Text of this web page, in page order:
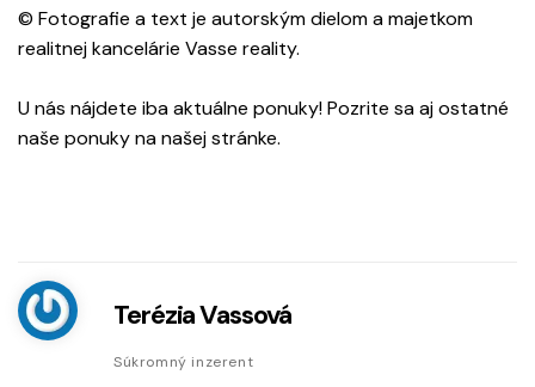
© Fotografie a text je autorským dielom a majetkom
realitnej kancelárie Vasse reality.
U nás nájdete iba aktuálne ponuky! Pozrite sa aj ostatné
naše ponuky na našej stránke.
Terézia Vassová
Súkromný inzerent